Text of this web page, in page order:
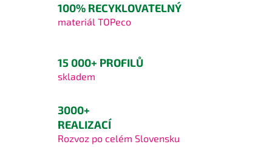
100% RECYKLOVATELNÝ
materiál TOPeco
15 000+ PROFILŮ
skladem
3000+
REALIZACÍ
Rozvoz po celém Slovensku